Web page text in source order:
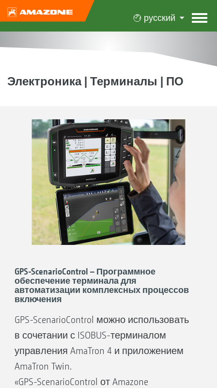
русский
Электроника | Терминалы | ПО
GPS-ScenarioControl – Программное
обеспечение терминала для
автоматизации комплексных процессов
включения
GPS-ScenarioControl можно использовать
в сочетании с ISOBUS-терминалом
управления AmaTron 4 и приложением
AmaTron Twin.
«GPS-ScenarioControl от Amazone